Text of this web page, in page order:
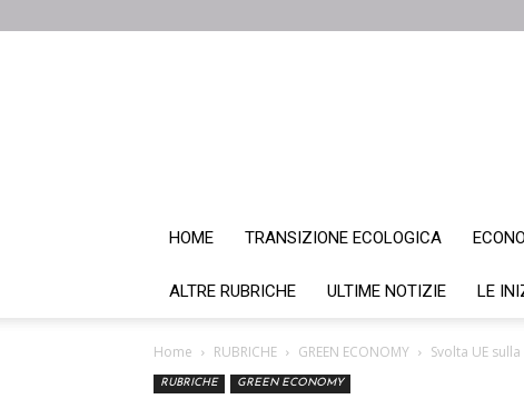
HOME TRANSIZIONE ECOLOGICA
ALTRE RUBRICHE ULTIME NOTIZIE LE
Home RUBRICHE GREEN ECONOMY Svolta UE
RUBRICHE GREEN ECONOMY